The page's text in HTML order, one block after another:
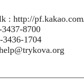
: http://
8700
1704